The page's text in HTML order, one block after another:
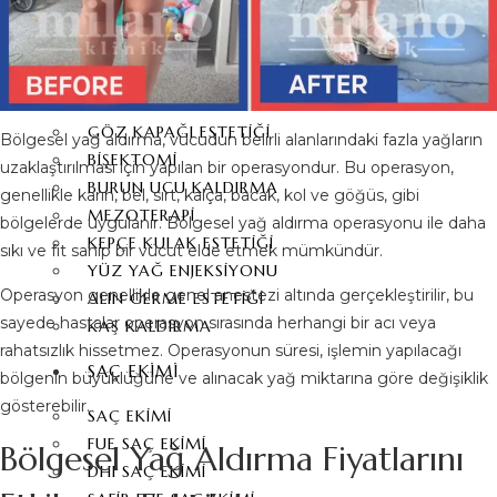
YÜZ GERME AMELIYATI
ALIN DARALTMA
PIEZO BURUN AMELIYATI
FOX EYES
GÖZ KAPAĞI ESTETIĞI
BIŞEKTOMI
BURUN UCU KALDIRMA
MEZOTERAPI
KEPÇE KULAK ESTETIĞI
YÜZ YAĞ ENJEKSIYONU
ALIN GERME ESTETIĞI
KAŞ KALDIRMA
SAÇ EKIMI
SAÇ EKIMI
FUE SAÇ EKIMI
DHI SAÇ EKIMI
Bölgesel yağ aldırma, vücudun belirli alanlarındaki fazla yağların
uzaklaştırılması için yapılan bir operasyondur. Bu operasyon,
genellikle karın, bel, sırt, kalça, bacak, kol ve göğüs, gibi
bölgelerde uygulanır. Bölgesel yağ aldırma operasyonu ile daha
sıkı ve fit sahip bir vücut elde etmek mümkündür.
Operasyon genellikle genel anestezi altında gerçekleştirilir, bu
sayede hastalar operasyon sırasında herhangi bir acı veya
rahatsızlık hissetmez. Operasyonun süresi, işlemin yapılacağı
bölgenin büyüklüğüne ve alınacak yağ miktarına göre değişiklik
gösterebilir.
Bölgesel Yağ Aldırma Fiyatlarını